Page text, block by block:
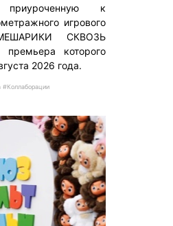
приуроченную к
игрового
СКВОЗЬ
которого
2026 года.